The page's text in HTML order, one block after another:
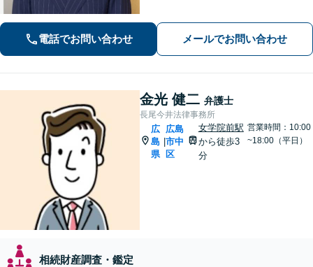
実績が豊富」「不動産：不動産を相続
すべきか、放棄すべきか冷静に判断で
きるようサポートいたします」【広島
電話でお問い合わせ メールでお問い合わせ
金光 健二 弁護士
長尾今井法律事務所
広
島
県
|
広島
市中
区
女学院前駅
から徒歩3
分
営業時間：10:00
~18:00（平日）
相続財産調査・鑑定